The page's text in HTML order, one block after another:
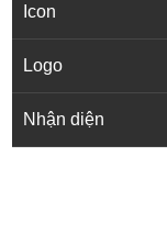
Icon
Logo
Nhận diện